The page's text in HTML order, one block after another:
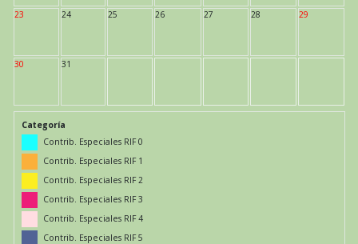
23 24 25 26 27 28 29
30 31
Categoría
Contrib. Especiales RIF 0
Contrib. Especiales RIF 1
Contrib. Especiales RIF 2
Contrib. Especiales RIF 3
Contrib. Especiales RIF 4
Contrib. Especiales RIF 5